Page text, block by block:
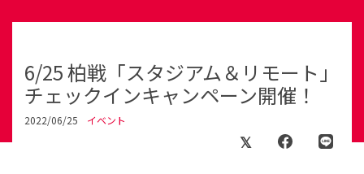
6/25 柏戦「スタジアム＆リモート」
チェックインキャンペーン開催！
2022/06/25 イベント